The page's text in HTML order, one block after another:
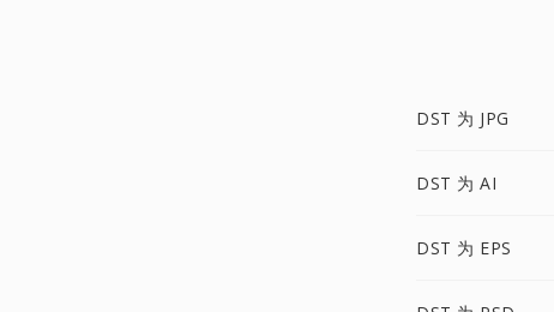
DST 为 JPG
DST 为 AI
DST 为 EPS